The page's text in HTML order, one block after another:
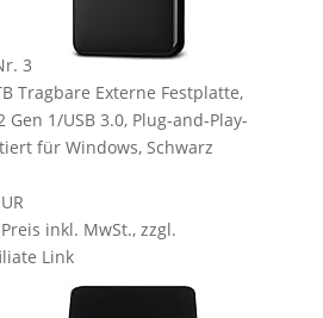
3
Tragbare Externe Festplatte,
Gen 1/USB 3.0, Plug-and-Play-
für Windows, Schwarz
Preis inkl. MwSt., zzgl.
Link